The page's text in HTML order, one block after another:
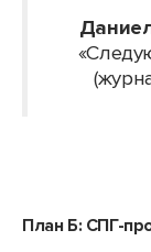
План Б: СПГ-